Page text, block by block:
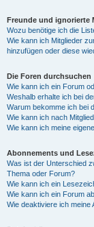
Freunde und ignorierte
Wozu benötige ich die
Wie kann ich Mitglieder
hinzufügen oder diese
Die Foren durchsuchen
Wie kann ich ein Forum
Weshalb erhalte ich bei
Warum bekomme ich bei
Wie kann ich nach
Wie kann ich meine
Abonnements und
Was ist der Unterschied
Thema oder Forum?
Wie kann ich ein
Wie kann ich ein Forum
Wie deaktiviere ich meine